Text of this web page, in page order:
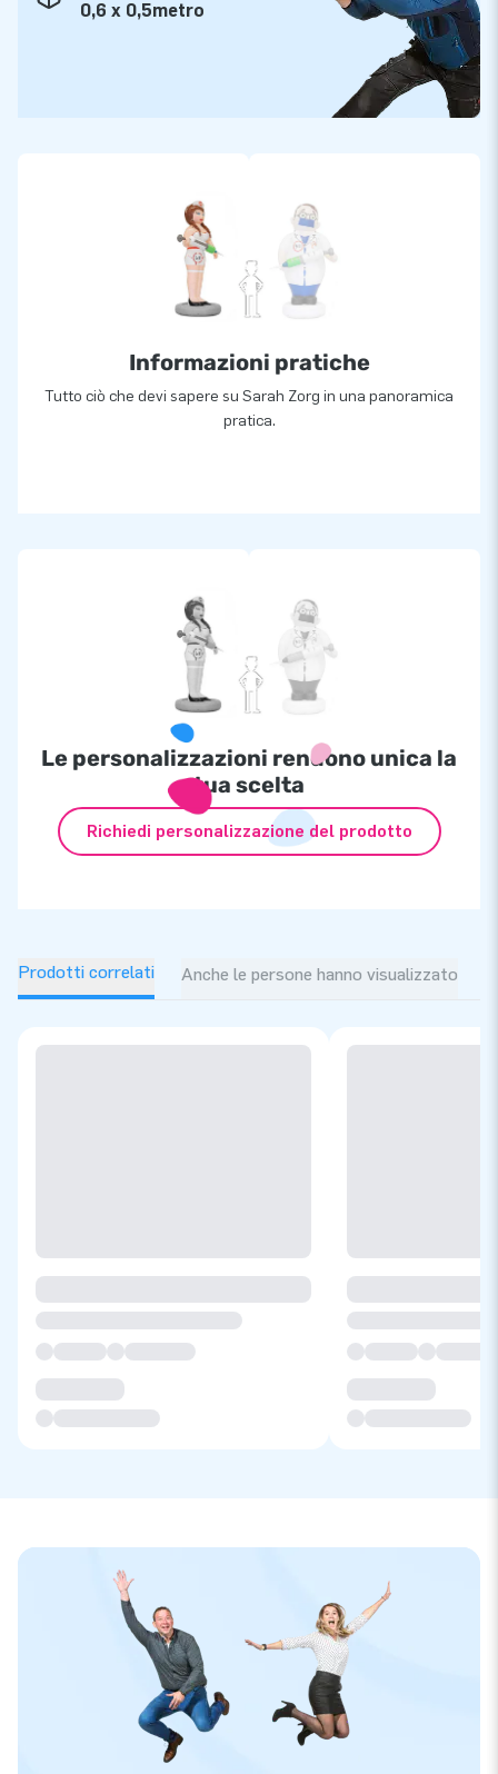
0,6 x 0,5metro
Informazioni pratiche
Tutto ciò che devi sapere su Sarah Zorg in una panoramica
pratica.
Le personalizzazioni rendono unica la
tua scelta
Richiedi personalizzazione del prodotto
Prodotti correlati Anche le persone hanno visualizzato